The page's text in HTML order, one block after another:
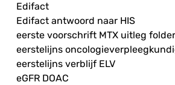
Edifact
Edifact antwoord naar HIS
eerste voorschrift MTX uitleg folder
eerstelijns
eerstelijns verblijf ELV
eGFR DOAC